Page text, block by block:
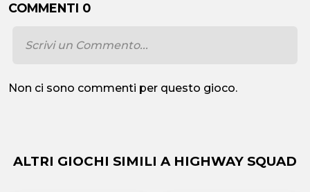
COMMENTI 0
Non ci sono commenti per questo gioco.
ALTRI GIOCHI SIMILI A HIGHWAY SQUAD